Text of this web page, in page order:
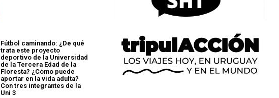
Fútbol caminando: ¿De qué
trata este proyecto
deportivo de la Universidad
de la Tercera Edad de la
Floresta? ¿Cómo puede
aportar en la vida adulta?
Con tres integrantes de la
Uni 3